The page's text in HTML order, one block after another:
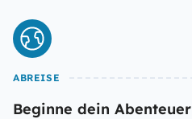
ABREISE
Beginne dein Abenteuer